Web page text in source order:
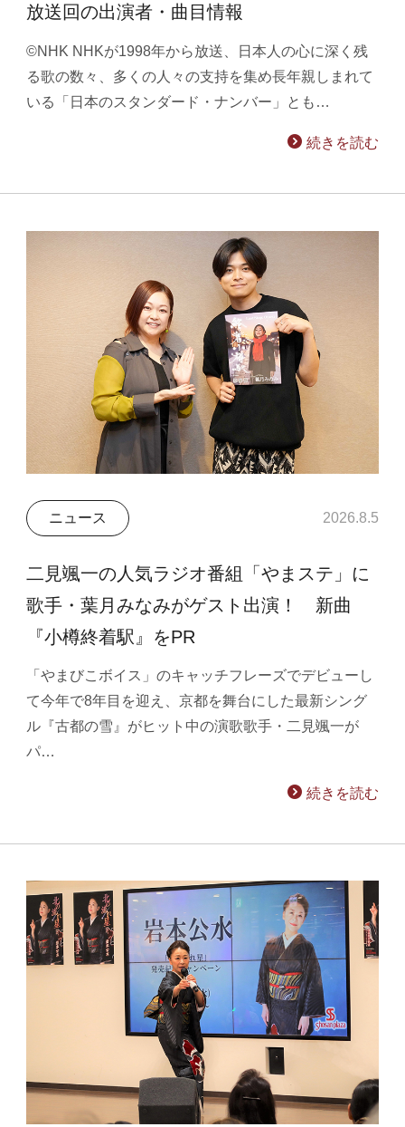
放送回の出演者・曲目情報
©NHK NHKが1998年から放送、日本人の心に深く残
る歌の数々、多くの人々の支持を集め長年親しまれて
いる「日本のスタンダード・ナンバー」とも…
続きを読む
ニュース 2026.8.5
二見颯一の人気ラジオ番組「やまステ」に
歌手・葉月みなみがゲスト出演！ 新曲
『小樽終着駅』をPR
「やまびこボイス」のキャッチフレーズでデビューし
て今年で8年目を迎え、京都を舞台にした最新シング
ル『古都の雪』がヒット中の演歌歌手・二見颯一が
パ…
続きを読む